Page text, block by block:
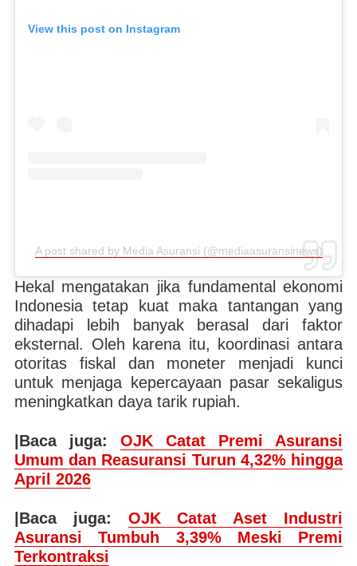
View this post on Instagram
A post shared by Media Asuransi (@mediaasuransinews)
Hekal mengatakan jika fundamental ekonomi
Indonesia tetap kuat maka tantangan yang
dihadapi lebih banyak berasal dari faktor
eksternal. Oleh karena itu, koordinasi antara
otoritas fiskal dan moneter menjadi kunci
untuk menjaga kepercayaan pasar sekaligus
meningkatkan daya tarik rupiah.
|Baca juga: OJK Catat Premi Asuransi
Umum dan Reasuransi Turun 4,32% hingga
April 2026
|Baca juga: OJK Catat Aset Industri
Asuransi Tumbuh 3,39% Meski Premi
Terkontraksi